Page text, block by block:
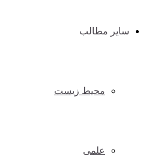
سایر مطالب
محیط زیست
علمی